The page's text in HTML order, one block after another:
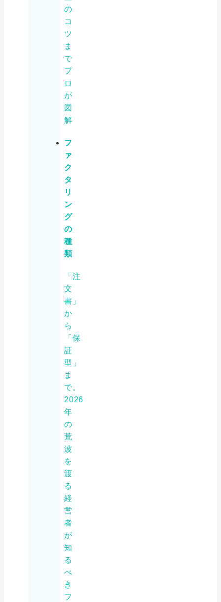
の
コ
ツ
ま
で
プ
ロ
が
図
解
フ
ァ
ク
タ
リ
ン
グ
の
種
類
「注
文
書」
か
ら
「保
証
型」
ま
で。
2026
年
の
荒
波
を
渡
る
経
営
者
が
知
る
べ
き
フ